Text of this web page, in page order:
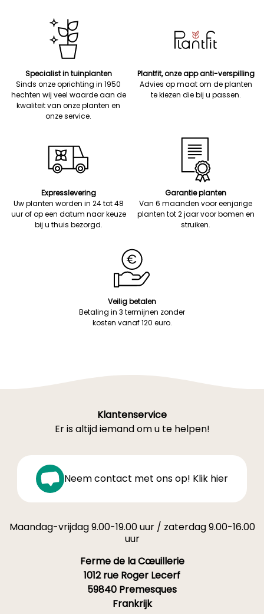
Specialist in tuinplanten
Sinds onze oprichting in 1950
hechten wij veel waarde aan de
kwaliteit van onze planten en
onze service.
Plantfit, onze app anti-verspilling
Advies op maat om de planten
te kiezen die bij u passen.
Expresslevering
Uw planten worden in 24 tot 48
uur of op een datum naar keuze
bij u thuis bezorgd.
Garantie planten
Van 6 maanden voor eenjarige
planten tot 2 jaar voor bomen en
struiken.
Veilig betalen
Betaling in 3 termijnen zonder
kosten vanaf 120 euro.
Klantenservice
Er is altijd iemand om u te helpen!
Neem contact met ons op! Klik hier
Maandag-vrijdag 9.00-19.00 uur / zaterdag 9.00-16.00
uur
Ferme de la Cœuillerie
1012 rue Roger Lecerf
59840 Premesques
Frankrijk